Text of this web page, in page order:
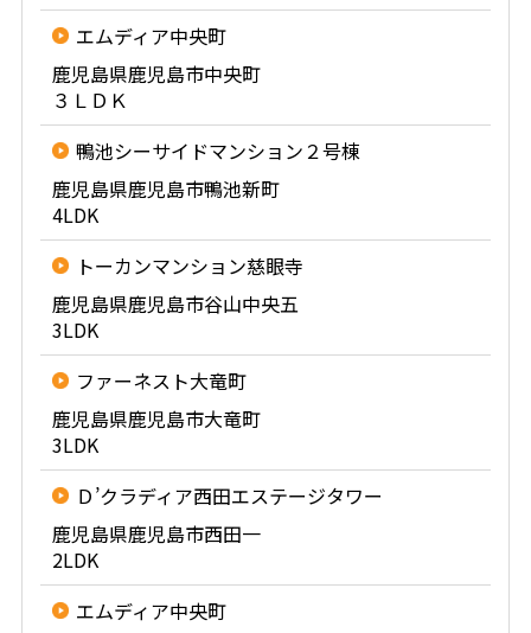
エムディア中央町
鹿児島県鹿児島市中央町
３ＬＤＫ
鴨池シーサイドマンション２号棟
鹿児島県鹿児島市鴨池新町
4LDK
トーカンマンション慈眼寺
鹿児島県鹿児島市谷山中央五
3LDK
ファーネスト大竜町
鹿児島県鹿児島市大竜町
3LDK
Ｄ’クラディア西田エステージタワー
鹿児島県鹿児島市西田一
2LDK
エムディア中央町